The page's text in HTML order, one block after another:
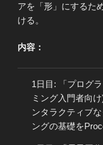
アを「形」にするた
ける。
内容：
1日目: 「プログ
ミング入門者向
ンタラクティブ
ングの基礎を